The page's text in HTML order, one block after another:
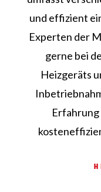
und effizient
Experten der
gerne bei
Heizgeräts